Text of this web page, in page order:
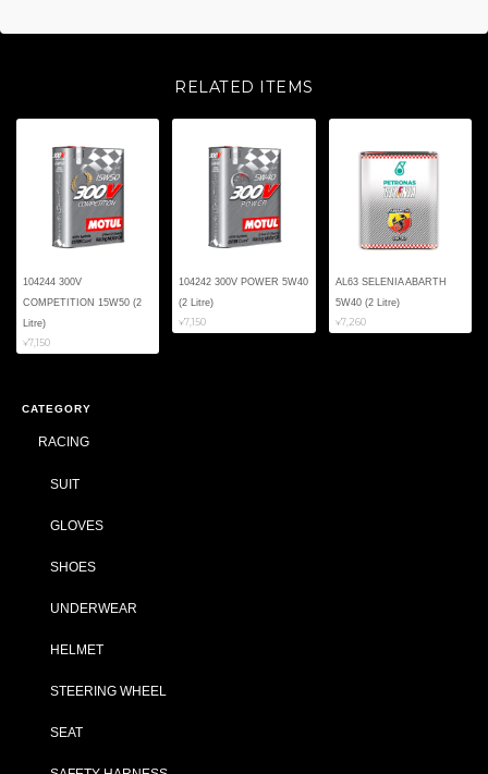
RELATED ITEMS
104244 300V
COMPETITION 15W50 (2
Litre)
¥7,150
104242 300V POWER 5W40
(2 Litre)
¥7,150
AL63 SELENIA ABARTH
5W40 (2 Litre)
¥7,260
CATEGORY
RACING
SUIT
GLOVES
SHOES
UNDERWEAR
HELMET
STEERING WHEEL
SEAT